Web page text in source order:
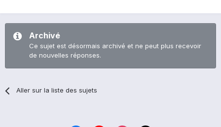
Archivé
Ce sujet est désormais archivé et ne peut plus recevoir
de nouvelles réponses.
Aller sur la liste des sujets